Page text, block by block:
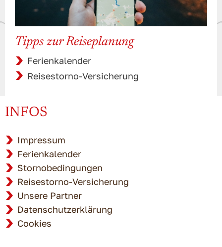
Tipps zur Reiseplanung
Ferienkalender
Reisestorno-Versicherung
INFOS
Impressum
Ferienkalender
Stornobedingungen
Reisestorno-Versicherung
Unsere Partner
Datenschutzerklärung
Cookies